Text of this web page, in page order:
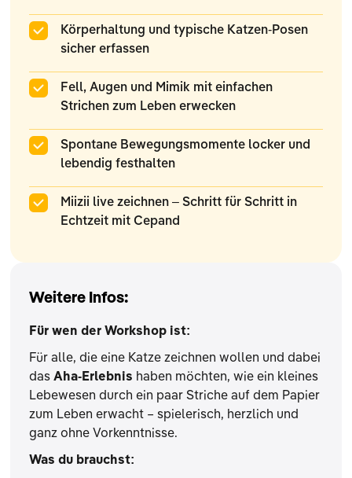
Körperhaltung und typische Katzen-Posen
sicher erfassen
Fell, Augen und Mimik mit einfachen
Strichen zum Leben erwecken
Spontane Bewegungsmomente locker und
lebendig festhalten
Miizii live zeichnen – Schritt für Schritt in
Echtzeit mit Cepand
Weitere Infos:
Für wen der Workshop ist:
Für alle, die eine Katze zeichnen wollen und dabei
dasAha-Erlebnis haben möchten, wie ein kleines
Lebewesen durch ein paar Striche auf dem Papier
zum Leben erwacht – spielerisch, herzlich und
ganz ohne Vorkenntnisse.
Was du brauchst: